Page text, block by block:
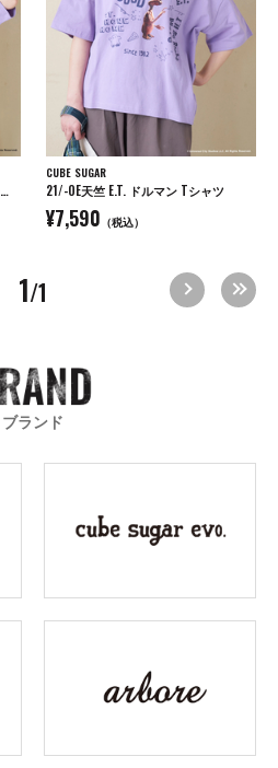
21/-OE天竺 E.T. フォトプリント Tシャツ
CUBE SUGAR
21/-OE天竺 E.T. ドルマン Tシャツ
¥7,590 （税込）
1/1
ブランド